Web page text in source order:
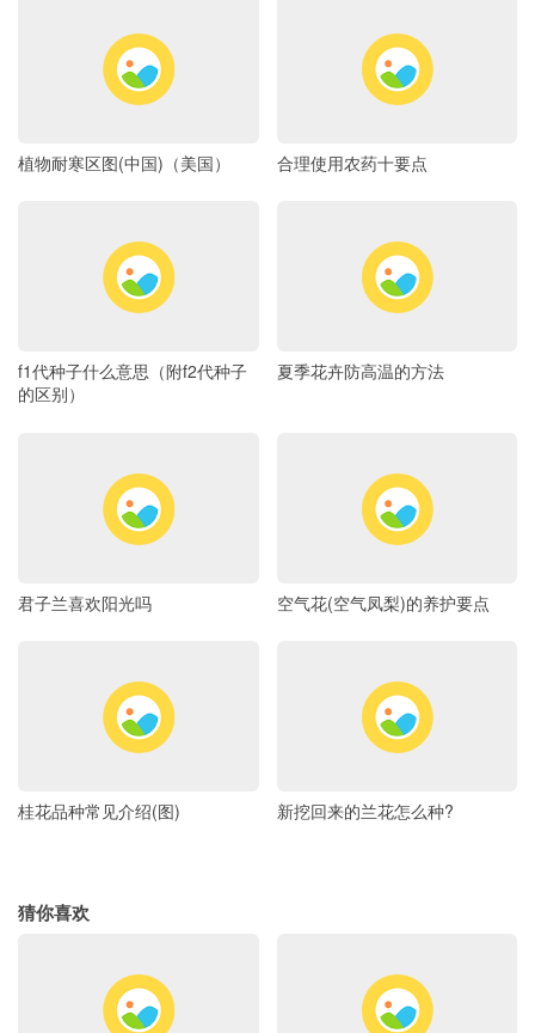
植物耐寒区图(中国)（美国） 合理使用农药十要点
f1代种子什么意思（附f2代种子
的区别）
夏季花卉防高温的方法
君子兰喜欢阳光吗 空气花(空气凤梨)的养护要点
桂花品种常见介绍(图) 新挖回来的兰花怎么种?
猜你喜欢